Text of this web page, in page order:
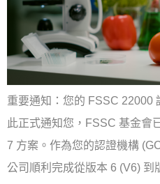
重要通知：您的 FSSC 22000
此正式通知您，FSSC 基金會
7 方案。作為您的認證機構
公司順利完成從版本 6 (V6)